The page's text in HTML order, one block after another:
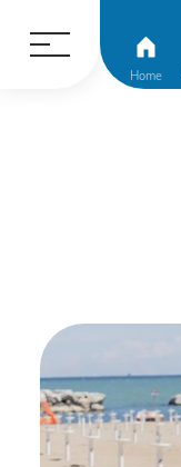
Home